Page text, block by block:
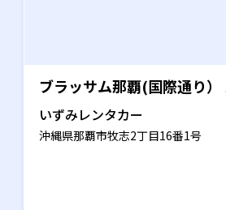
ブラッサム那覇(国際通り）
いずみレンタカー
沖縄県那覇市牧志2丁目16番1号